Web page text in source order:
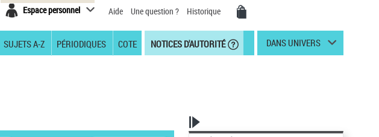
Espace personnel Aide Une question ? Historique
SUJETS A-Z PÉRIODIQUES COTE NOTICES D'AUTORITÉ DANS UNIVERS